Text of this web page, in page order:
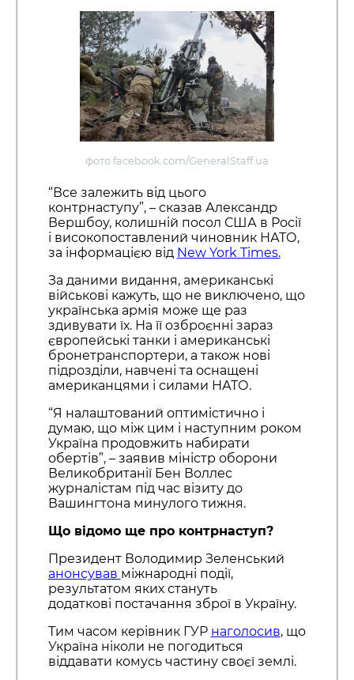
фото facebook.com/GeneralStaff.ua
“Все залежить від цього
контрнаступу”, – сказав Александр
Вершбоу, колишній посол США в Росії
і високопоставлений чиновник НАТО,
за інформацією від New York Times.
За даними видання, американські
військові кажуть, що не виключено, що
українська армія може ще раз
здивувати їх. На її озброєнні зараз
європейські танки і американські
бронетранспортери, а також нові
підрозділи, навчені та оснащені
американцями і силами НАТО.
“Я налаштований оптимістично і
думаю, що між цим і наступним роком
Україна продовжить набирати
обертів”, – заявив міністр оборони
Великобританії Бен Воллес
журналістам під час візиту до
Вашингтона минулого тижня.
Що відомо ще про контрнаступ?
Президент Володимир Зеленський
анонсував міжнародні події,
результатом яких стануть
додаткові постачання зброї в Україну.
Тим часом керівник ГУР наголосив, що
Україна ніколи не погодиться
віддавати комусь частину своєї землі.